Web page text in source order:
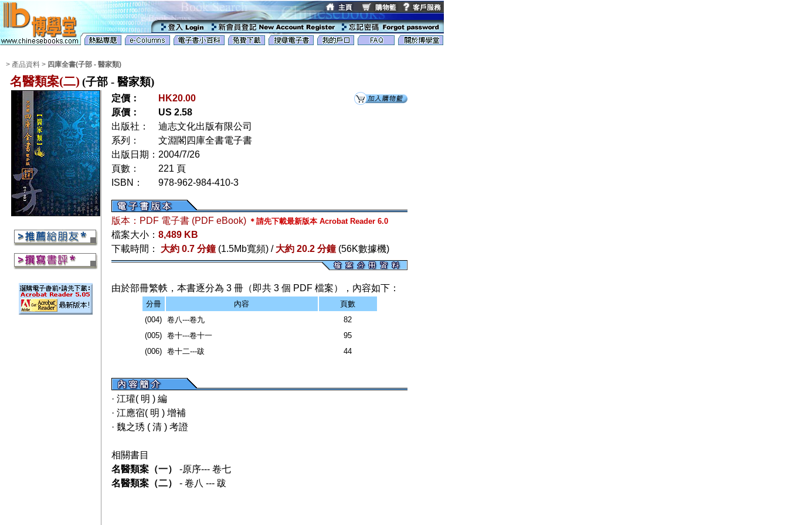
> 產品資料 > 四庫全書(子部 - 醫家類)
名醫類案(二) (子部 - 醫家類)
定價：
HK20.00
原價：
US 2.58
出版社：
迪志文化出版有限公司
系列：
文淵閣四庫全書電子書
出版日期： 2004/7/26
頁數：
221 頁
ISBN：
978-962-984-410-3
版本：PDF 電子書 (PDF eBook) ＊請先下載最新版本 Acrobat Reader 6.0
檔案大小： 8,489 KB
下載時間：
大約 0.7 分鐘 (1.5Mb寬頻) / 大約 20.2 分鐘 (56K數據機)
由於部冊繁帙，本書逐分為 3 冊（即共 3 個 PDF 檔案），內容如下：
分冊 內容
頁數
(004) 卷八---卷九
82
(005) 卷十---卷十一
95
(006) 卷十二---跋 44
· 江瓘( 明 ) 編
· 江應宿( 明 ) 增補
· 魏之琇 ( 清 ) 考證
相關書目
名醫類案（一）
-原序--- 卷七
名醫類案（二）
- 卷八 --- 跋